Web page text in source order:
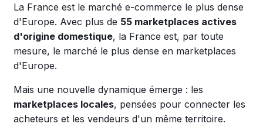
La France est le marché e-commerce le plus dense
d'Europe. Avec plus de 55 marketplaces actives
d'origine domestique, la France est, par toute
mesure, le marché le plus dense en marketplaces
d'Europe.
Mais une nouvelle dynamique émerge : les
marketplaces locales, pensées pour connecter les
acheteurs et les vendeurs d'un même territoire.